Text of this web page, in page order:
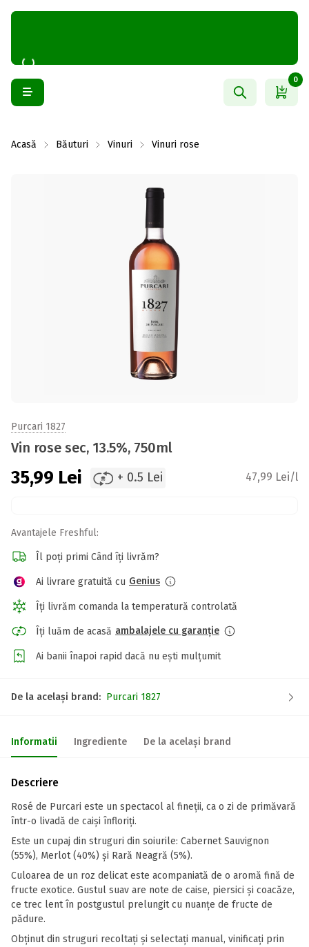
0
Acasă Băuturi Vinuri Vinuri rose
Purcari 1827
Vin rose sec, 13.5%, 750ml
35,99 Lei + 0.5 Lei 47,99 Lei/l
Avantajele Freshful:
Îl poți primi Când îți livrăm?
Ai livrare gratuită cu Genius
Îți livrăm comanda la temperatură controlată
Îți luăm de acasă ambalajele cu garanție
Ai banii înapoi rapid dacă nu ești mulțumit
De la același brand: Purcari 1827
Informatii Ingrediente De la același brand
Descriere
Rosé de Purcari este un spectacol al fineţii, ca o zi de primăvară
într-o livadă de caişi înfloriţi.
Este un cupaj din struguri din soiurile: Cabernet Sauvignon
(55%), Merlot (40%) și Rară Neagră (5%).
Culoarea de un roz delicat este acompaniată de o aromă fină de
fructe exotice. Gustul suav are note de caise, piersici şi coacăze,
ce trec lent în postgustul prelungit cu nuanţe de fructe de
pădure.
Obţinut din struguri recoltaţi şi selectaţi manual, vinificaţi prin